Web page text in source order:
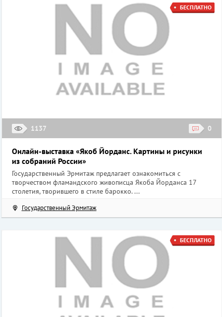
1137 0
БЕСПЛАТНО
Онлайн-выставка «Якоб Йорданс. Картины и рисунки
из собраний России»
Государственный Эрмитаж предлагает ознакомиться с
творчеством фламандского живописца Якоба Йорданса 17
столетия, творившего в стиле барокко. ...
Государственный Эрмитаж
БЕСПЛАТНО